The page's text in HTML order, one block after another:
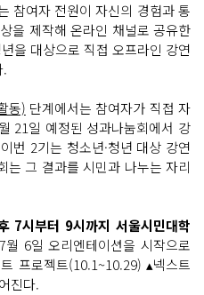
참여자 전원이 자신의 경험과 통
을 제작해 온라인 채널로 공유한
을 대상으로 직접 오프라인 강연
.
동) 단계에서는 참여자가 직접 자
21일 예정된 성과나눔회에서 강
번 2기는 청소년·청년 대상 강연
는 그 결과를 시민과 나누는 자리
7시부터 9시까지 서울시민대학
월 6일 오리엔테이션을 시작으로
프로젝트(10.1~10.29) ▴넥스트
진다.